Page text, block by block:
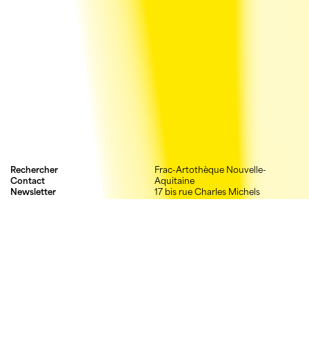
Rechercher
Contact
Newsletter
Frac-Artothèque Nouvelle-
Aquitaine
17 bis rue Charles Michels